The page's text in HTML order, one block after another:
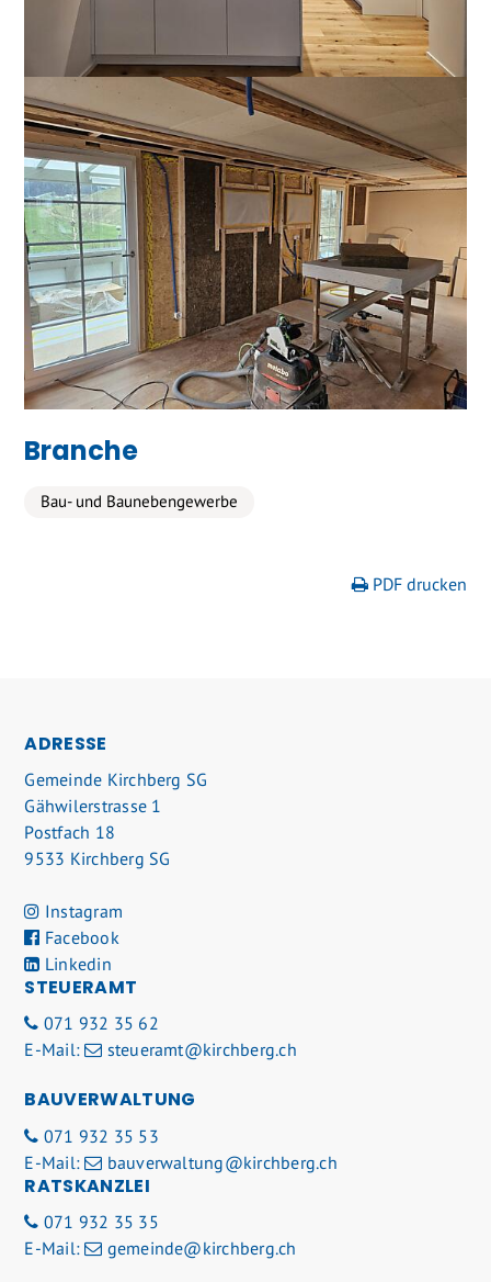
Branche
Bau- und Baunebengewerbe
PDF drucken
ADRESSE
Gemeinde Kirchberg SG
Gähwilerstrasse 1
Postfach 18
9533 Kirchberg SG
Instagram
Facebook
Linkedin
STEUERAMT
071 932 35 62
E-Mail:
steueramt@kirchberg.ch
BAUVERWALTUNG
071 932 35 53
E-Mail:
bauverwaltung@kirchberg.ch
RATSKANZLEI
071 932 35 35
E-Mail:
gemeinde@kirchberg.ch